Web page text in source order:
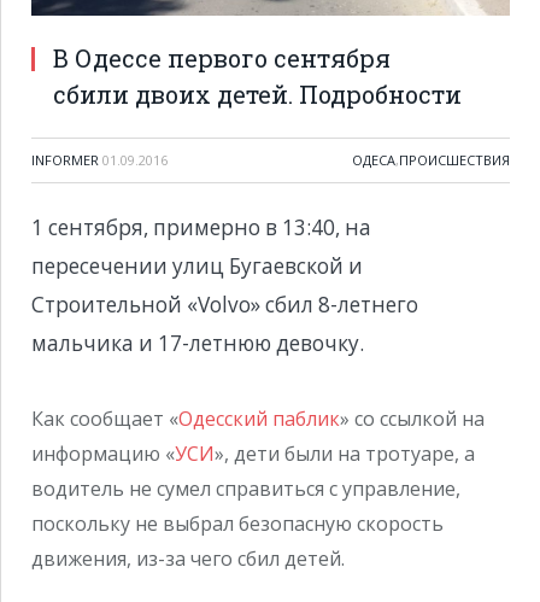
В Одессе первого сентября
сбили двоих детей. Подробности
INFORMER 01.09.2016 ОДЕСА,ПРОИСШЕСТВИЯ
1 сентября, примерно в 13:40, на
пересечении улиц Бугаевской и
Строительной «Volvo» сбил 8-летнего
мальчика и 17-летнюю девочку.
Как сообщает «Одесский паблик» со ссылкой на
информацию «УСИ», дети были на тротуаре, а
водитель не сумел справиться с управление,
поскольку не выбрал безопасную скорость
движения, из-за чего сбил детей.